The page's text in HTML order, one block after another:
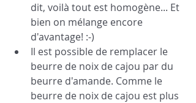
dit, voilà tout est homogène... Et
bien on mélange encore
d'avantage! :-)
Il est possible de remplacer le
beurre de noix de cajou par du
beurre d'amande. Comme le
beurre de noix de cajou est plus